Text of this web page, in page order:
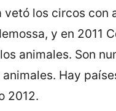
los circos
y en
animales. Son
Hay
2012.